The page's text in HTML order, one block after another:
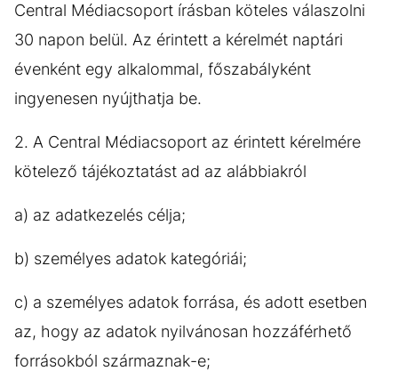
Central Médiacsoport írásban köteles válaszolni
30 napon belül. Az érintett a kérelmét naptári
évenként egy alkalommal, főszabályként
ingyenesen nyújthatja be.
2. A Central Médiacsoport az érintett kérelmére
kötelező tájékoztatást ad az alábbiakról
a) az adatkezelés célja;
b) személyes adatok kategóriái;
c) a személyes adatok forrása, és adott esetben
az, hogy az adatok nyilvánosan hozzáférhető
forrásokból származnak-e;